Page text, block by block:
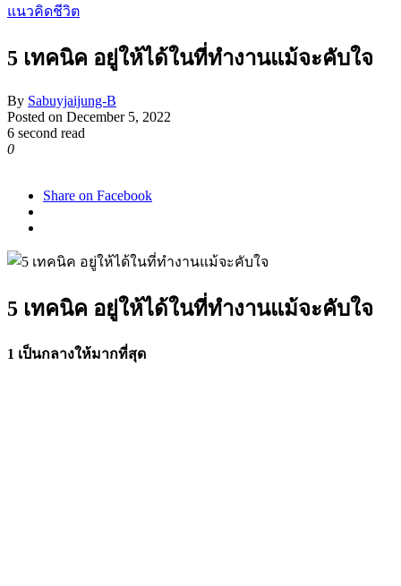
แนวคิดชีวิต
5 เทคนิค อยู่ให้ได้ในที่ทำงานแม้จะคับใจ
By Sabuyjaijung-B
Posted on December 5, 2022
6 second read
0
Share on Facebook
5 เทคนิค อยู่ให้ได้ในที่ทำงานแม้จะคับใจ
1 เป็นกลางให้มากที่สุด